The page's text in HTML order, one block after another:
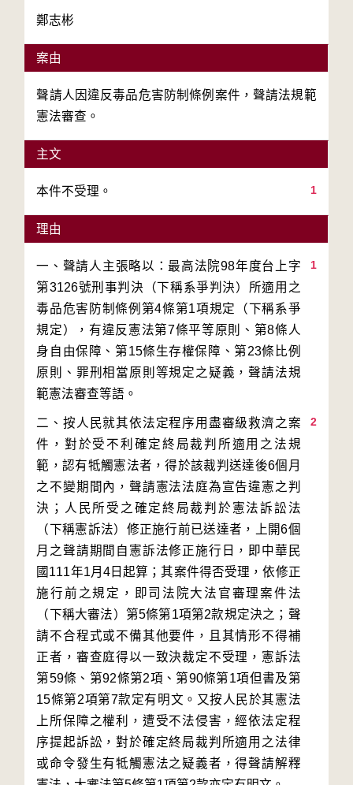
鄭志彬
案由
聲請人因違反毒品危害防制條例案件，聲請法規範
憲法審查。
主文
1
本件不受理。
理由
1
一、聲請人主張略以：最高法院98年度台上字
第3126號刑事判決（下稱系爭判決）所適用之
毒品危害防制條例第4條第1項規定（下稱系爭
規定），有違反憲法第7條平等原則、第8條人
身自由保障、第15條生存權保障、第23條比例
原則、罪刑相當原則等規定之疑義，聲請法規
2
二、按人民就其依法定程序用盡審級救濟之案
件，對於受不利確定終局裁判所適用之法規
範，認有牴觸憲法者，得於該裁判送達後6個月
之不變期間內，聲請憲法法庭為宣告違憲之判
決；人民所受之確定終局裁判於憲法訴訟法
（下稱憲訴法）修正施行前已送達者，上開6個
月之聲請期間自憲訴法修正施行日，即中華民
國111年1月4日起算；其案件得否受理，依修正
施行前之規定，即司法院大法官審理案件法
（下稱大審法）第5條第1項第2款規定決之；聲
請不合程式或不備其他要件，且其情形不得補
正者，審查庭得以一致決裁定不受理，憲訴法
第59條、第92條第2項、第90條第1項但書及第
15條第2項第7款定有明文。又按人民於其憲法
上所保障之權利，遭受不法侵害，經依法定程
序提起訴訟，對於確定終局裁判所適用之法律
或命令發生有牴觸憲法之疑義者，得聲請解釋